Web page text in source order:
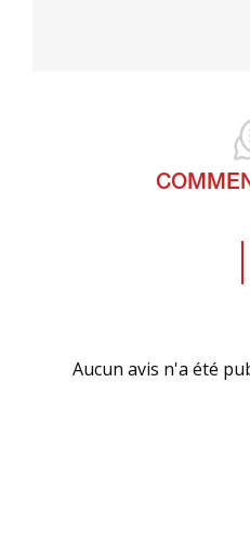
Aucun avis n'a été